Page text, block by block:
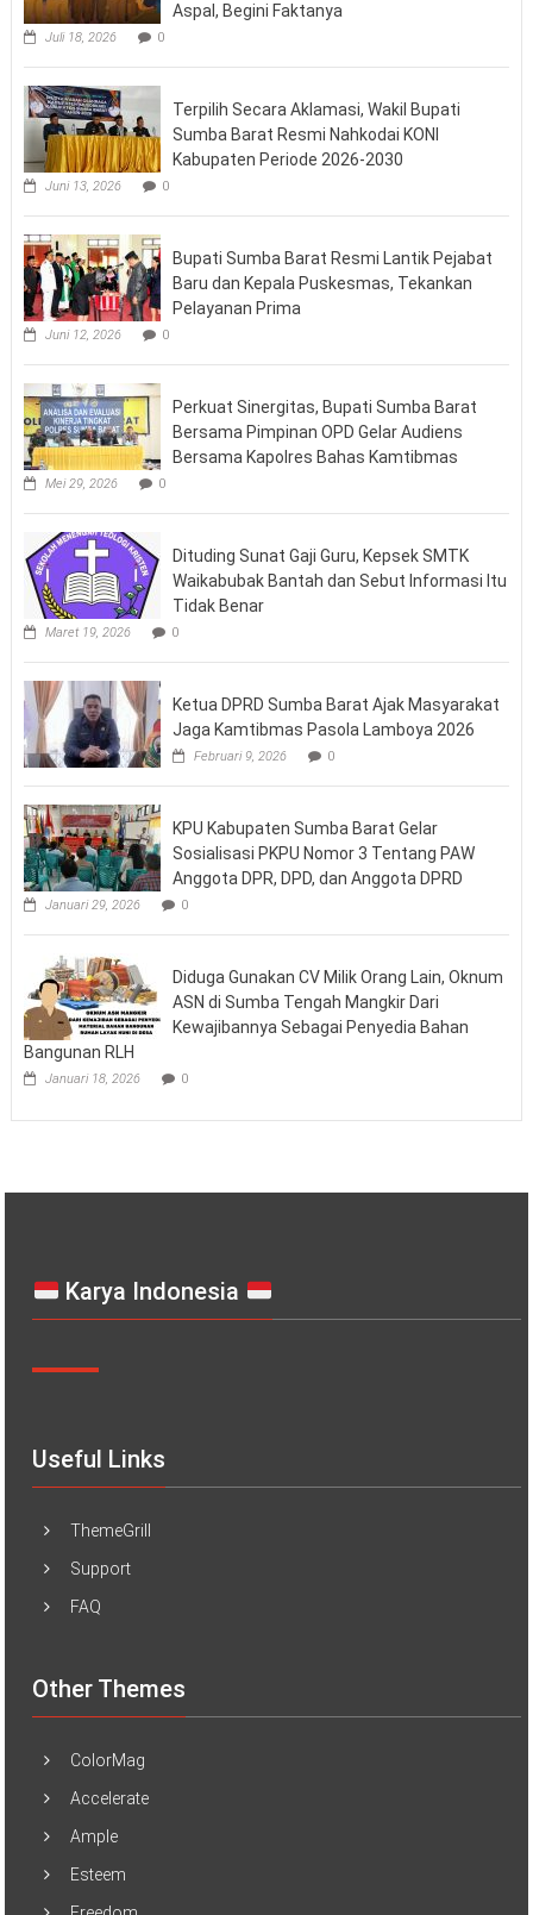
Aspal, Begini Faktanya
Juli 18, 2026 0
Terpilih Secara Aklamasi, Wakil Bupati
Sumba Barat Resmi Nahkodai KONI
Kabupaten Periode 2026-2030
Juni 13, 2026 0
Bupati Sumba Barat Resmi Lantik Pejabat
Baru dan Kepala Puskesmas, Tekankan
Pelayanan Prima
Juni 12, 2026 0
Perkuat Sinergitas, Bupati Sumba Barat
Bersama Pimpinan OPD Gelar Audiens
Bersama Kapolres Bahas Kamtibmas
Mei 29, 2026 0
Dituding Sunat Gaji Guru, Kepsek SMTK
Waikabubak Bantah dan Sebut Informasi Itu
Tidak Benar
Maret 19, 2026 0
Ketua DPRD Sumba Barat Ajak Masyarakat
Jaga Kamtibmas Pasola Lamboya 2026
Februari 9, 2026 0
KPU Kabupaten Sumba Barat Gelar
Sosialisasi PKPU Nomor 3 Tentang PAW
Anggota DPR, DPD, dan Anggota DPRD
Januari 29, 2026 0
Diduga Gunakan CV Milik Orang Lain, Oknum
ASN di Sumba Tengah Mangkir Dari
Kewajibannya Sebagai Penyedia Bahan
Bangunan RLH
Januari 18, 2026 0
Karya Indonesia
Useful Links
ThemeGrill
Support
FAQ
Other Themes
ColorMag
Accelerate
Ample
Esteem